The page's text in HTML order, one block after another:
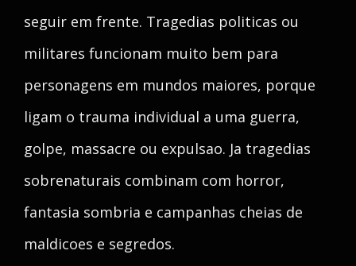
seguir em frente. Tragedias politicas ou
militares funcionam muito bem para
personagens em mundos maiores, porque
ligam o trauma individual a uma guerra,
golpe, massacre ou expulsao. Ja tragedias
sobrenaturais combinam com horror,
fantasia sombria e campanhas cheias de
maldicoes e segredos.